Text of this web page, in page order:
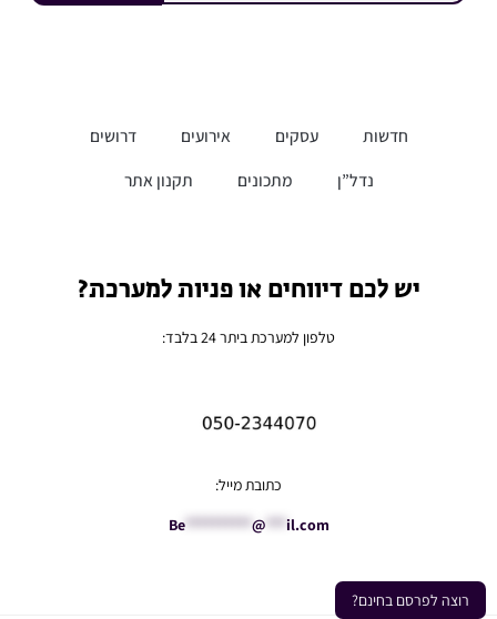
רוצה לפרסם בחינם?
חדשות עסקים אירועים
דרושים
נדל”ן
מתכונים תקנון אתר
יש לכם דיווחים או פניות למערכת?
טלפון למערכת ביתר 24 בלבד:
כתובת מייל:
Be********** @ *** il.com